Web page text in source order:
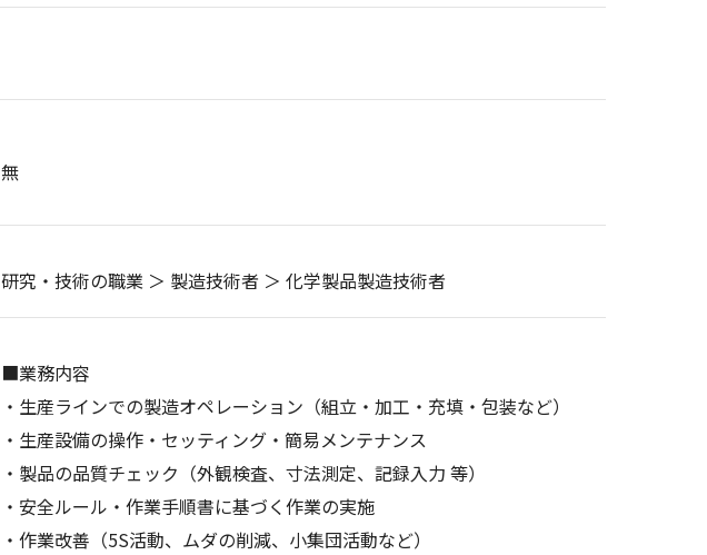
無
研究・技術の職業 ＞ 製造技術者 ＞ 化学製品製造技術者
■業務内容
・生産ラインでの製造オペレーション（組立・加工・充填・包装など）
・生産設備の操作・セッティング・簡易メンテナンス
・製品の品質チェック（外観検査、寸法測定、記録入力 等）
・安全ルール・作業手順書に基づく作業の実施
・作業改善（5S活動、ムダの削減、小集団活動など）